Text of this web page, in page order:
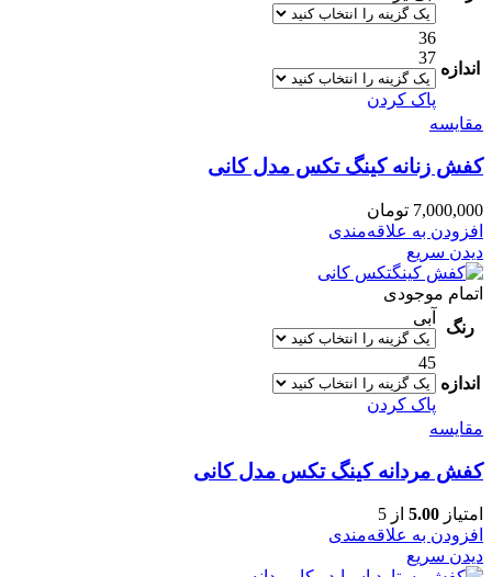
اندازه
36
37
پاک کردن
مقایسه
کفش زنانه کینگ تکس مدل کانی
7,000,000 تومان
افزودن به علاقه‌مندی
دیدن سریع
اتمام موجودی
رنگ
آبی
اندازه
45
پاک کردن
مقایسه
کفش مردانه کینگ تکس مدل کانی
امتیاز 5.00 از 5
افزودن به علاقه‌مندی
دیدن سریع